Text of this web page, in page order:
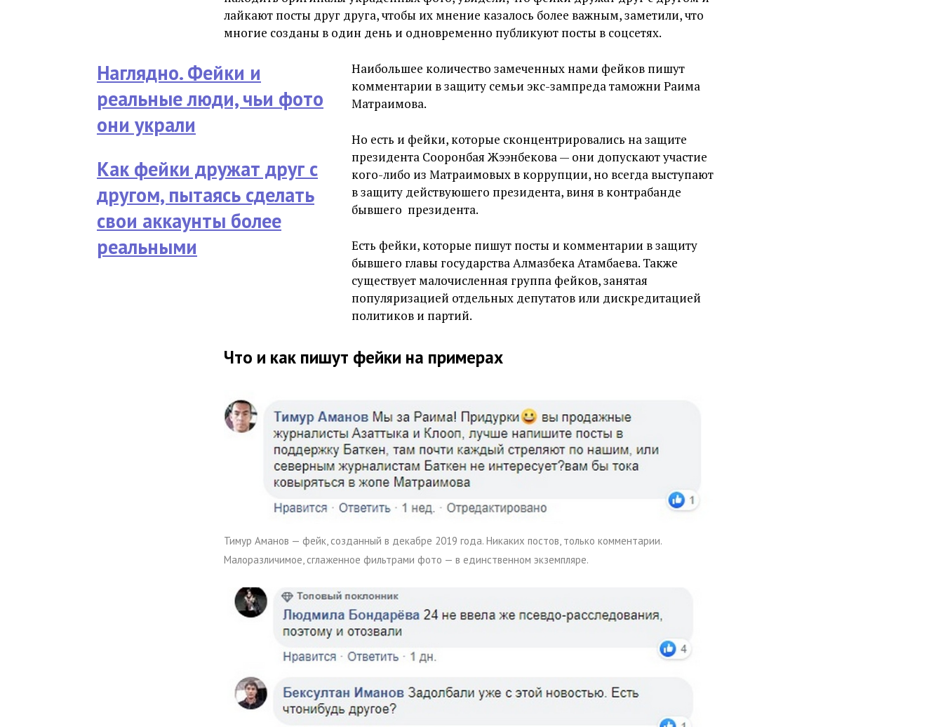
лайкают посты друг друга, чтобы их мнение казалось более важным, заметили, что
многие созданы в один день и одновременно публикуют посты в соцсетях.
Наглядно. Фейки и
реальные люди, чьи фото
они украли
Как фейки дружат друг с
другом, пытаясь сделать
свои аккаунты более
реальными
Наибольшее количество замеченных нами фейков пишут
комментарии в защиту семьи экс-зампреда таможни Раима
Матраимова.
Но есть и фейки, которые сконцентрировались на защите
президента Сооронбая Жээнбекова — они допускают участие
кого-либо из Матраимовых в коррупции, но всегда выступают
в защиту действуюшего президента, виня в контрабанде
бывшего президента.
Есть фейки, которые пишут посты и комментарии в защиту
бывшего главы государства Алмазбека Атамбаева. Также
существует малочисленная группа фейков, занятая
популяризацией отдельных депутатов или дискредитацией
политиков и партий.
Что и как пишут фейки на примерах
Тимур Аманов — фейк, созданный в декабре 2019 года. Никаких постов, только комментарии.
Малоразличимое, сглаженное фильтрами фото — в единственном экземпляре.